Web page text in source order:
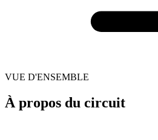
VUE D'ENSEMBLE
À propos du circuit